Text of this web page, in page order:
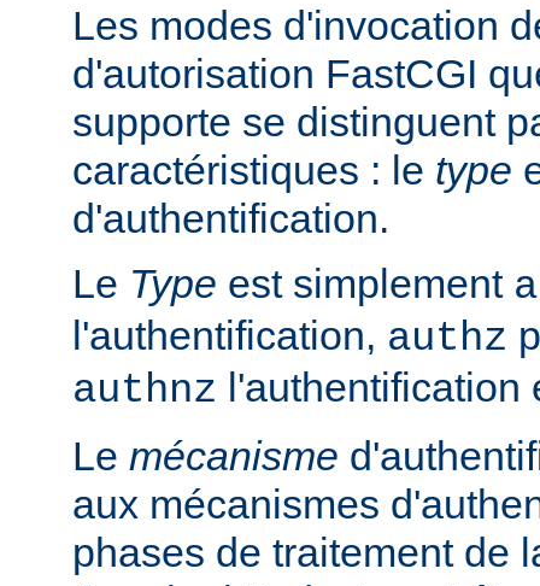
Les modes d'invocation
d'autorisation FastCGI
supporte se distinguent
caractéristiques : le type
d'authentification.
Le Type est simplement
l'authentification, authz
authnz l'authentification
Le mécanisme
aux mécanismes
phases de traitement de